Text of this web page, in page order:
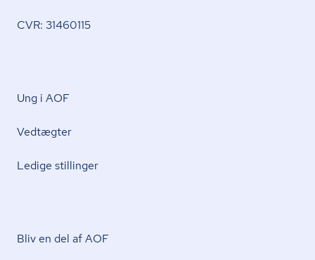
CVR: 31460115
Ung i AOF
Vedtægter
Ledige stillinger
Bliv en del af AOF